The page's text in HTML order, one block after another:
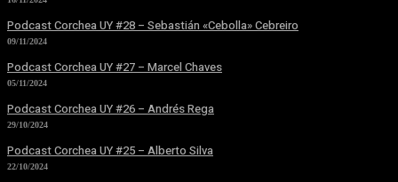
Podcast Corchea UY #28 – Sebastián «Cebolla» Cebreiro
09/11/2024
Podcast Corchea UY #27 – Marcel Chaves
05/11/2024
Podcast Corchea UY #26 – Andrés Rega
29/10/2024
Podcast Corchea UY #25 – Alberto Silva
22/10/2024